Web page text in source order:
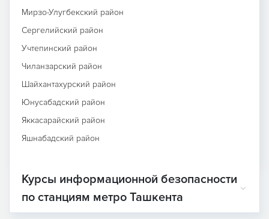
Мирзо-Улугбекский район
Сергелийский район
Учтепинский район
Чиланзарский район
Шайхантахурский район
Юнусабадский район
Яккасарайский район
Яшнабадский район
Курсы информационной безопасности
по станциям метро Ташкента